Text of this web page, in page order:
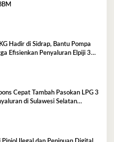
Hadir di Sidrap, Bantu Pompa
Efisienkan Penyaluran Elpiji 3
Cepat Tambah Pasokan LPG 3
di Sulawesi Selatan